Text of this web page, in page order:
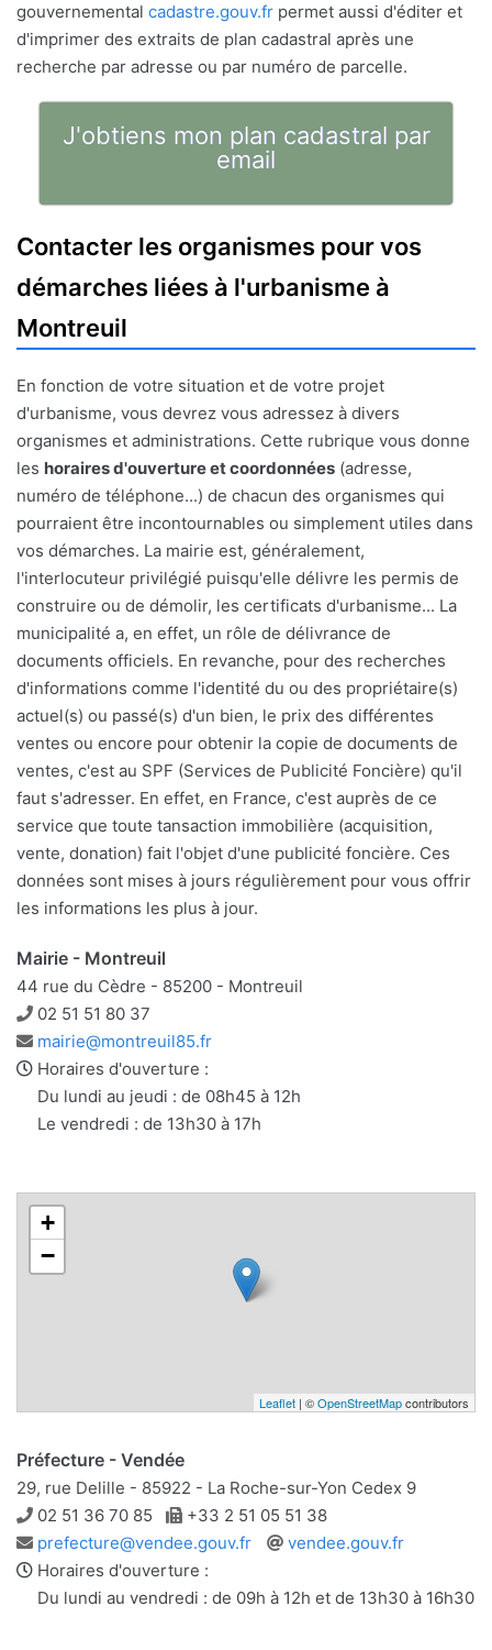
gouvernemental cadastre.gouv.fr permet aussi d'éditer et
d'imprimer des extraits de plan cadastral après une
recherche par adresse ou par numéro de parcelle.
J'obtiens mon plan cadastral par
email
Contacter les organismes pour vos
démarches liées à l'urbanisme à
Montreuil
En fonction de votre situation et de votre projet
d'urbanisme, vous devrez vous adressez à divers
organismes et administrations. Cette rubrique vous donne
les horaires d'ouverture et coordonnées (adresse,
numéro de téléphone...) de chacun des organismes qui
pourraient être incontournables ou simplement utiles dans
vos démarches. La mairie est, généralement,
l'interlocuteur privilégié puisqu'elle délivre les permis de
construire ou de démolir, les certificats d'urbanisme... La
municipalité a, en effet, un rôle de délivrance de
documents officiels. En revanche, pour des recherches
d'informations comme l'identité du ou des propriétaire(s)
actuel(s) ou passé(s) d'un bien, le prix des différentes
ventes ou encore pour obtenir la copie de documents de
ventes, c'est au SPF (Services de Publicité Foncière) qu'il
faut s'adresser. En effet, en France, c'est auprès de ce
service que toute tansaction immobilière (acquisition,
vente, donation) fait l'objet d'une publicité foncière. Ces
données sont mises à jours régulièrement pour vous offrir
les informations les plus à jour.
Mairie - Montreuil
44 rue du Cèdre - 85200 - Montreuil
Téléphone
02 51 51 80 37
Adresse
e-
mail
mairie@montreuil85.fr
Horaires d'ouverture :
Du lundi au jeudi : de 08h45 à 12h
Le vendredi : de 13h30 à 17h
+
−
Leaflet | ©OpenStreetMapcontributors
Préfecture - Vendée
29, rue Delille - 85922 - La Roche-sur-Yon Cedex 9
Téléphone
02 51 36 70 85 Télécopie
+33 2 51 05 51 38
Adresse
e-
mail
prefecture@vendee.gouv.fr
Site
vendee.gouv.fr
Horaires d'ouverture :
Du lundi au vendredi : de 09h à 12h et de 13h30 à 16h30